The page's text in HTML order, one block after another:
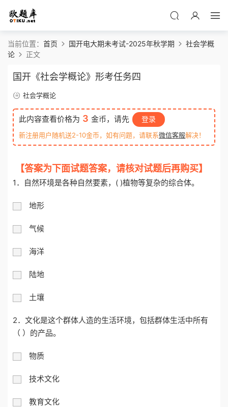
当前位置： 首页 国开电大期未考试-2025年秋学期
社会学概
论
正文
国开《社会学概论》形考任务四
社会学概论
此内容查看价格为 3 金币，请先 登录
新注册用户随机送2-10金币，如有问题，请联系微信客服解决！
【答案为下面试题答案，请核对试题后再购买】
1．自然环境是各种自然要素，( )植物等复杂的综合体。
地形
气候
海洋
陆地
土壤
2．文化是这个群体人造的生活环境，包括群体生活中所有
（ ）的产品。
物质
技术文化
教育文化